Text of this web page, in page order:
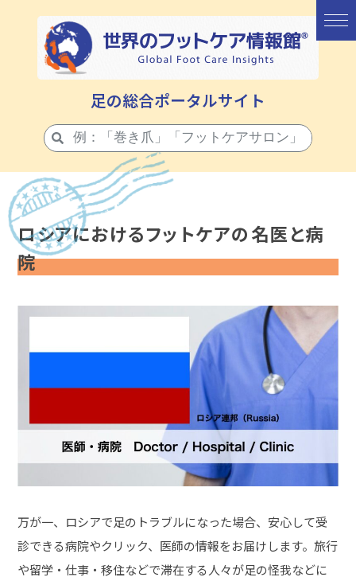
足の総合ポータルサイト
ロシアにおけるフットケアの名医と病
院
万が一、ロシアで足のトラブルになった場合、安心して受
診できる病院やクリック、医師の情報をお届けします。旅行
や留学・仕事・移住などで滞在する人々が足の怪我などに